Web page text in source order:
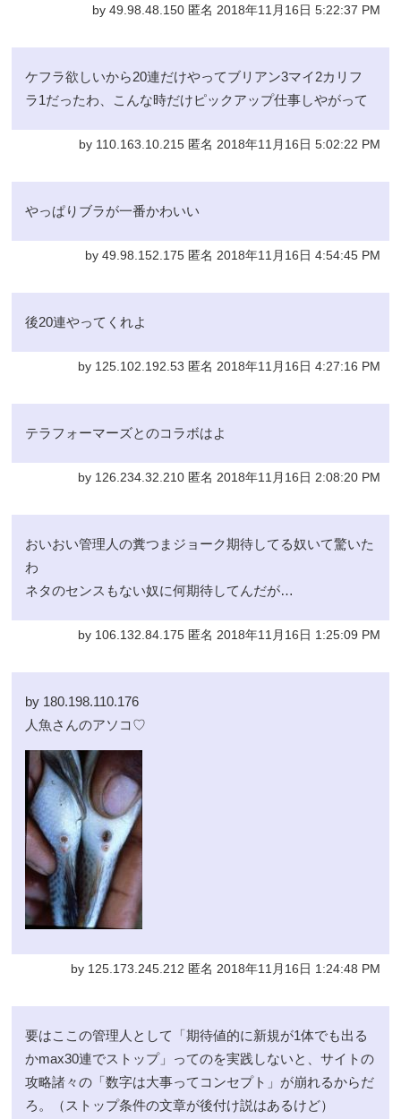
by 49.98.48.150 匿名 2018年11月16日 5:22:37 PM
ケフラ欲しいから20連だけやってブリアン3マイ2カリフ
ラ1だったわ、こんな時だけピックアップ仕事しやがって
by 110.163.10.215 匿名 2018年11月16日 5:02:22 PM
やっぱりブラが一番かわいい
by 49.98.152.175 匿名 2018年11月16日 4:54:45 PM
後20連やってくれよ
by 125.102.192.53 匿名 2018年11月16日 4:27:16 PM
テラフォーマーズとのコラボはよ
by 126.234.32.210 匿名 2018年11月16日 2:08:20 PM
おいおい管理人の糞つまジョーク期待してる奴いて驚いた
わ
ネタのセンスもない奴に何期待してんだが…
by 106.132.84.175 匿名 2018年11月16日 1:25:09 PM
by 180.198.110.176
人魚さんのアソコ♡
by 125.173.245.212 匿名 2018年11月16日 1:24:48 PM
要はここの管理人として「期待値的に新規が1体でも出る
かmax30連でストップ」ってのを実践しないと、サイトの
攻略諸々の「数字は大事ってコンセプト」が崩れるからだ
ろ。（ストップ条件の文章が後付け説はあるけど）